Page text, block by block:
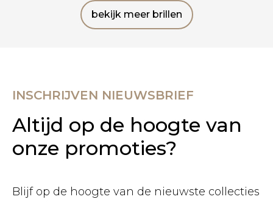
bekijk meer brillen
INSCHRIJVEN NIEUWSBRIEF
Altijd op de hoogte van
onze promoties?
Blijf op de hoogte van de nieuwste collecties